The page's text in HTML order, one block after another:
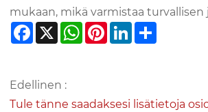
mukaan, mikä varmistaa
Facebook
X WhatsApp
Pinterest
LinkedIn
Edellinen :
Tule tänne saadaksesi lisätietoja